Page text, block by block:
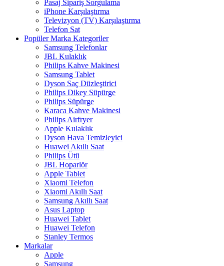
Pasaj Sipariş Sorgulama
iPhone Karşılaştırma
Televizyon (TV) Karşılaştırma
Telefon Sat
Popüler Marka Kategoriler
Samsung Telefonlar
JBL Kulaklık
Philips Kahve Makinesi
Samsung Tablet
Dyson Saç Düzleştirici
Philips Dikey Süpürge
Philips Süpürge
Karaca Kahve Makinesi
Philips Airfryer
Apple Kulaklık
Dyson Hava Temizleyici
Huawei Akıllı Saat
Philips Ütü
JBL Hoparlör
Apple Tablet
Xiaomi Telefon
Xiaomi Akıllı Saat
Samsung Akıllı Saat
Asus Laptop
Huawei Tablet
Huawei Telefon
Stanley Termos
Markalar
Apple
Samsung